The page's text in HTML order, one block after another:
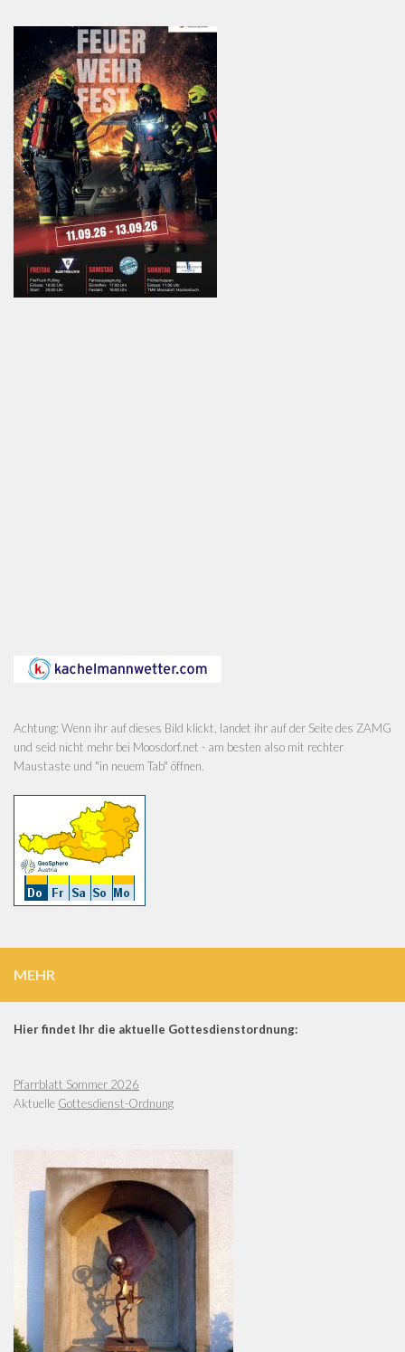
Achtung: Wenn ihr auf dieses Bild klickt, landet ihr auf der Seite des ZAMG
und seid nicht mehr bei Moosdorf.net - am besten also mit rechter
Maustaste und "in neuem Tab" öffnen.
MEHR
Hier findet Ihr die aktuelle Gottesdienstordnung:
Pfarrblatt Sommer 2026
Aktuelle Gottesdienst-Ordnung